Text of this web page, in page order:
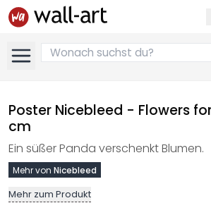
Poster Nicebleed - Flowers
cm
Ein süßer Panda verschenkt Blumen.
Mehr von Nicebleed
Mehr zum Produkt